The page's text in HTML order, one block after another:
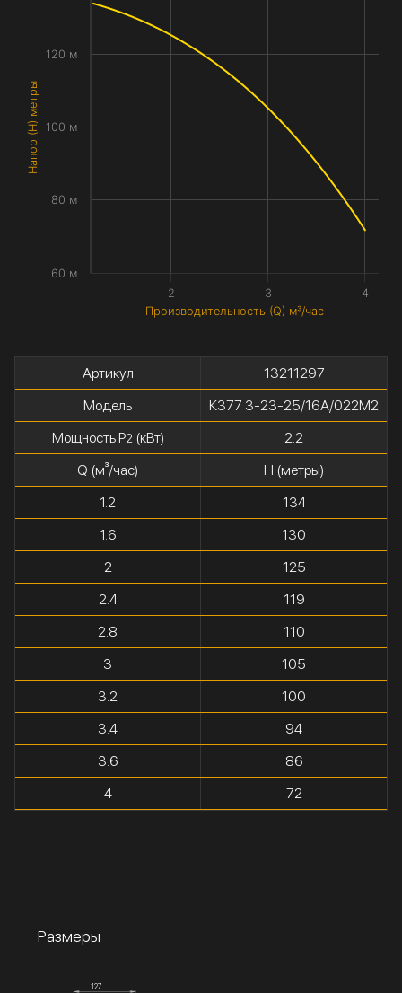
Производительность (Q) м³/час
Напор (H) метры
2 3 4
60 м
80 м
100 м
120 м
Артикул
13211297
Модель
К377 3-23-25/16А/022М2
Мощность P2(кВт)
2.2
Q (м³/час)
H (метры)
1.2
134
1.6
130
2
125
2.4
119
2.8
110
3
105
3.2
100
3.4
94
3.6
86
4
72
Размеры
127